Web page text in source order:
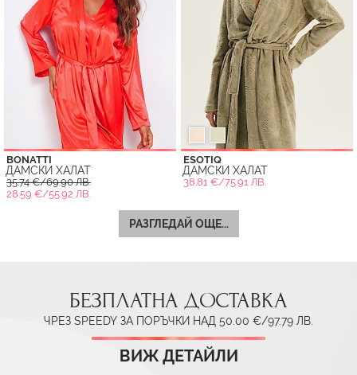
BONATTI
ДАМСКИ ХАЛАТ
35.74 €/69.90 ЛВ.
28.59 €/55.92 ЛВ.
ESOTIQ
ДАМСКИ ХАЛАТ
38.81 €/75.91 ЛВ.
РАЗГЛЕДАЙ ОЩЕ...
БЕЗПЛАТНА ДОСТАВКА
ЧРЕЗ SPEEDY ЗА ПОРЪЧКИ НАД 50.00 €/97.79 ЛВ.
ВИЖ ДЕТАЙЛИ